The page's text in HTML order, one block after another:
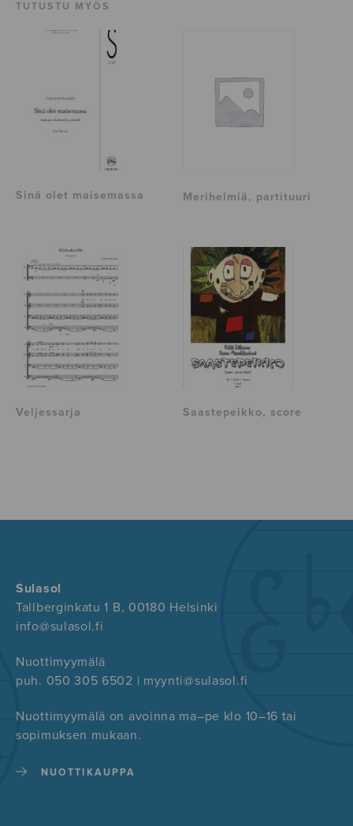
TUTUSTU MYÖS
Sinä olet maisemassa Merihelmiä, partituuri
Veljessarja Saastepeikko, score
Sulasol
Tallberginkatu 1 B, 00180 Helsinki
info@sulasol.fi
Nuottimyymälä
puh. 050 305 6502 | myynti@sulasol.fi
Nuottimyymälä on avoinna ma–pe klo 10–16 tai
sopimuksen mukaan.
NUOTTIKAUPPA